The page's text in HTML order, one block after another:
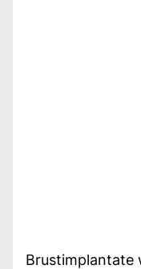
Brustimplantate